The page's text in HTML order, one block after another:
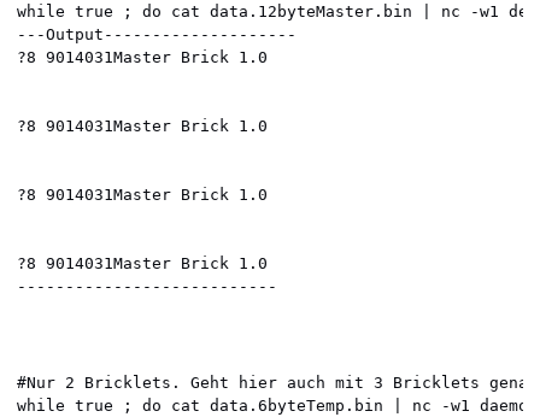
while true ; do cat data.12byteMaster.bin | nc -w1
---Output--------------------
?8 9014031Master Brick 1.0
?8 9014031Master Brick 1.0
?8 9014031Master Brick 1.0
?8 9014031Master Brick 1.0
---------------------------
#Nur 2 Bricklets. Geht hier auch mit 3 Bricklets
while true ; do cat data.6byteTemp.bin | nc -w1